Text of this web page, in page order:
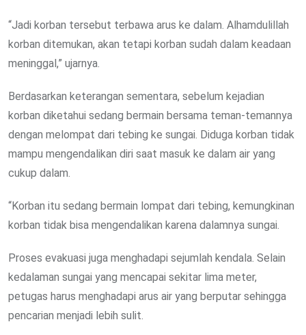
“Jadi korban tersebut terbawa arus ke dalam. Alhamdulillah
korban ditemukan, akan tetapi korban sudah dalam keadaan
meninggal,” ujarnya.
Berdasarkan keterangan sementara, sebelum kejadian
korban diketahui sedang bermain bersama teman-temannya
dengan melompat dari tebing ke sungai. Diduga korban tidak
mampu mengendalikan diri saat masuk ke dalam air yang
cukup dalam.
“Korban itu sedang bermain lompat dari tebing, kemungkinan
korban tidak bisa mengendalikan karena dalamnya sungai.
Proses evakuasi juga menghadapi sejumlah kendala. Selain
kedalaman sungai yang mencapai sekitar lima meter,
petugas harus menghadapi arus air yang berputar sehingga
pencarian menjadi lebih sulit.